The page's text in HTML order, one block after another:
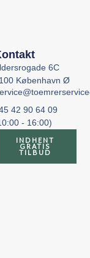
6C
København Ø
42 90 64 09
- 16:00)
INDHENT
GRATIS
TILBUD